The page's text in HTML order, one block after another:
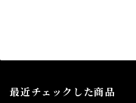
最近チェックした商品